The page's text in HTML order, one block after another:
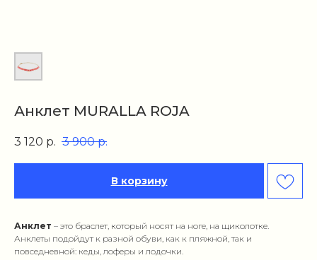
Анклет MURALLA ROJA
3 120 р. 3 900 р.
В корзину
Анклет – это браслет, который носят на ноге, на щиколотке.
Анклеты подойдут к разной обуви, как к пляжной, так и
повседневной: кеды, лоферы и лодочки.